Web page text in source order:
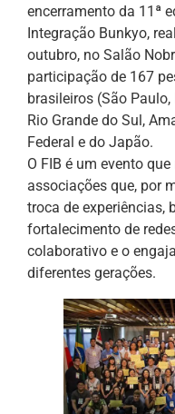
encerramento da 11ª
Integração Bunkyo,
outubro, no Salão
participação de 167
brasileiros (São
Rio Grande do Sul,
Federal e do Japão.
O FIB é um evento
associações que, por
troca de experiências,
fortalecimento de
colaborativo e o
diferentes gerações.